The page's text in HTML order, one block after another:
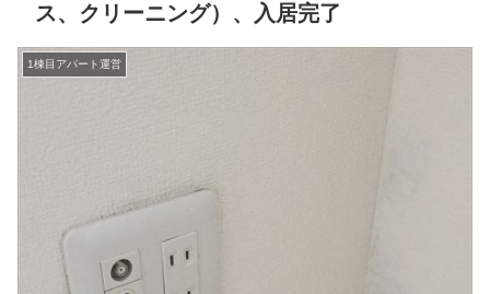
ス、クリーニング）、入居完了
1棟目アパート運営